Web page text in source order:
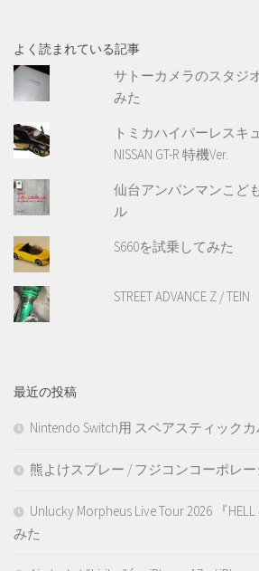
よく読まれている記事
サトーカメラのスタジ
みた
トミカハイパーレスキ
NISSAN GT-R 特機Ver.
仙台アンパンマンこど
ル
S660を試乗してみた
STREET ADVANCE Z / TEIN
最近の投稿
Nintendo Switch用 スペアスティック
熊よけスプレー / フジコンコーポレ
Unlucky Morpheus Live Tour 2026 『
みた